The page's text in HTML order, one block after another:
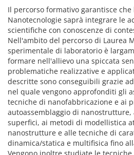
Il percorso formativo garantisce
Nanotecnologie saprà integrare le
scientifiche con conoscenze di
Nell'ambito del percorso di Laurea
sperimentale di laboratorio è
formare nell'allievo una spiccata
problematiche realizzative e
descritte sono conseguibili grazie
nel quale vengono approfonditi gli
tecniche di nanofabbricazione e ai
autoassemblaggio di
superfici, ai metodi di modellistica
nanostrutture e alle tecniche di
dinamica/statica e multifisica fino